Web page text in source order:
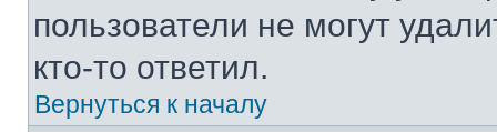
пользователи не могут
кто-то ответил.
Вернуться к началу